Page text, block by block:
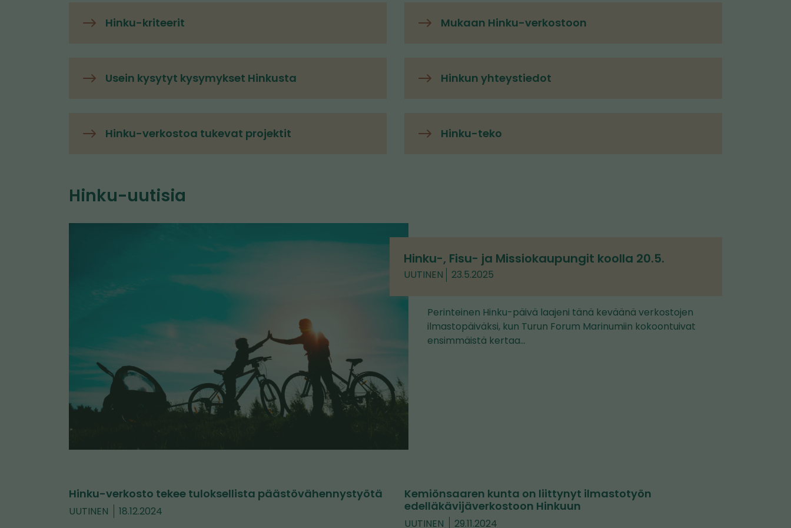
Hinku-kriteerit Mukaan Hinku-verkostoon
Usein kysytyt kysymykset Hinkusta Hinkun yhteystiedot
Hinku-verkostoa tukevat projektit Hinku-teko
Hinku-uutisia
Hinku-, Fisu- ja Missiokaupungit koolla 20.5.
UUTINEN 23.5.2025
Perinteinen Hinku-päivä laajeni tänä keväänä verkostojen
ilmastopäiväksi, kun Turun Forum Marinumiin kokoontuivat
ensimmäistä kertaa…
Hinku-verkosto tekee tuloksellista päästövähennystyötä
UUTINEN 18.12.2024
Kemiönsaaren kunta on liittynyt ilmastotyön
edelläkävijäverkostoon Hinkuun
UUTINEN 29.11.2024